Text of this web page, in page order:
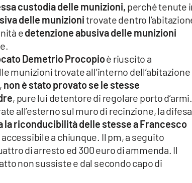
custodia delle munizioni, perché tenute
delle munizionitrovate dentro
edetenzione abusiva delle munizioni
Demetrio Procopioè riuscito a
munizioni trovate all’interno dell’abitazione
non è stato provato se le stesse
, pure lui detentore di regolare porto d’armi.
all’esterno sul muro di recinzione, la difesa
la riconducibilità delle stesse a Francesco
a chiunque. Il pm, a seguito
di arresto ed 300 euro di ammenda. Il
non sussiste e dal secondo capo di